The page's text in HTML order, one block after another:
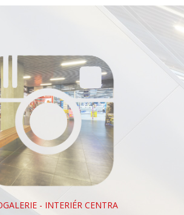
- INTERIÉR CENTRA